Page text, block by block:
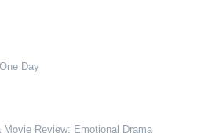
Day
Review: Emotional Drama